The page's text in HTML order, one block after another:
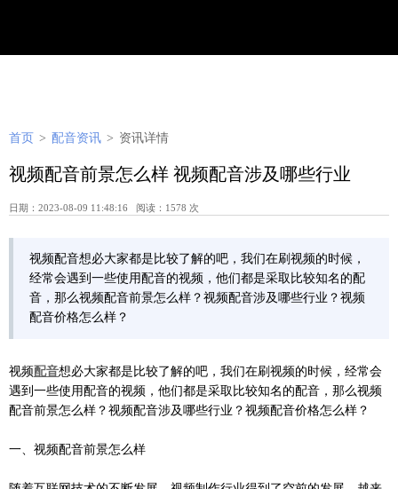
首页 > 配音资讯 > 资讯详情
视频配音前景怎么样 视频配音涉及哪些行业
日期：2023-08-09 11:48:16 阅读：1578 次
视频配音想必大家都是比较了解的吧，我们在刷视频的时候，
经常会遇到一些使用配音的视频，他们都是采取比较知名的配
音，那么视频配音前景怎么样？视频配音涉及哪些行业？视频
配音价格怎么样？
视频配音想必大家都是比较了解的吧，我们在刷视频的时候，经常会
遇到一些使用配音的视频，他们都是采取比较知名的配音，那么视频
配音前景怎么样？视频配音涉及哪些行业？视频配音价格怎么样？
一、视频配音前景怎么样